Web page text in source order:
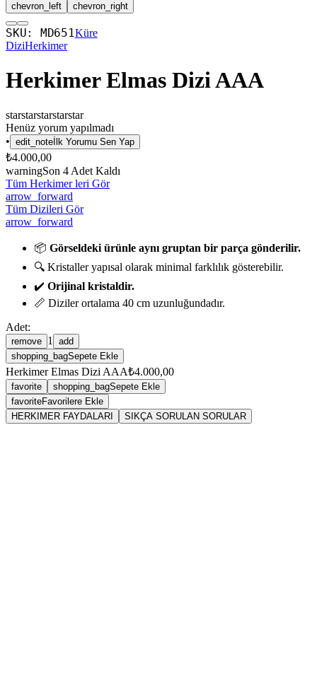
chevron_left chevron_right
SKU: MD651Küre
DiziHerkimer
Herkimer Elmas Dizi AAA
starstarstarstarstar
Henüz yorum yapılmadı
• edit_note İlk Yorumu Sen Yap
₺4.000,00
warningSon 4 Adet Kaldı
Tüm Herkimer leri Gör
arrow_forward
Tüm Dizileri Gör
arrow_forward
📦 Görseldeki ürünle aynı gruptan bir parça gönderilir.
🔍 Kristaller yapısal olarak minimal farklılık gösterebilir.
✔️ Orijinal kristaldir.
📏 Diziler ortalama 40 cm uzunluğundadır.
Adet:
remove 1
add
shopping_bagSepete Ekle
Herkimer Elmas Dizi AAA₺4.000,00
favorite shopping_bagSepete Ekle
favoriteFavorilere Ekle
HERKIMER FAYDALARI
SIKÇA SORULAN SORULAR